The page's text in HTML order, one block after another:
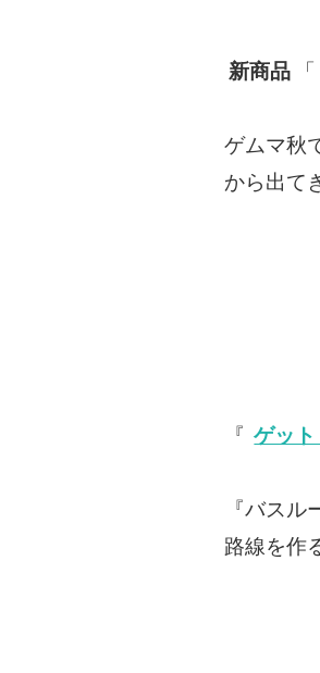
新商品 「
ゲムマ秋
から出て
『 ゲッ
『バス
路線を作